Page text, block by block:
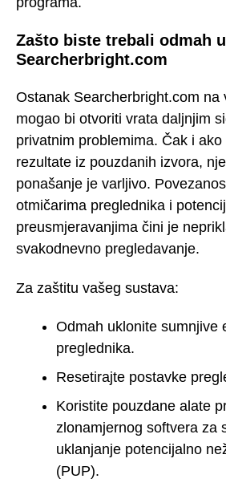
Zašto biste trebali odmah
Searcherbright.com
Ostanak Searcherbright.com na
mogao bi otvoriti vrata daljnjim
privatnim problemima. Čak i
rezultate iz pouzdanih izvora,
ponašanje je varljivo.
otmičarima preglednika i
preusmjeravanjima čini je
svakodnevno pregledavanje.
Za zaštitu vašeg sustava:
Odmah uklonite sumnjive
preglednika.
Resetirajte postavke
Koristite pouzdane alate
zlonamjernog softvera za
uklanjanje potencijalno
(PUP).